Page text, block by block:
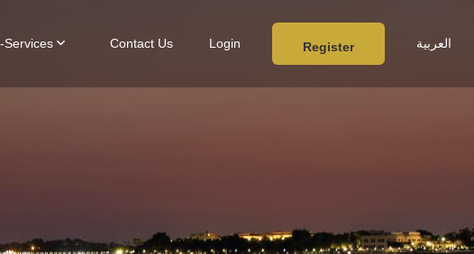
Services Contact Us Login Register العربية